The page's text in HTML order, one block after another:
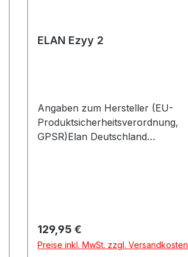
ELAN Ezyy 2
Angaben zum Hersteller (EU-
Produktsicherheitsverordnung,
GPSR)Elan Deutschland
Regulärer Preis:
129,95 €
Preise inkl. MwSt. zzgl. Versandkosten